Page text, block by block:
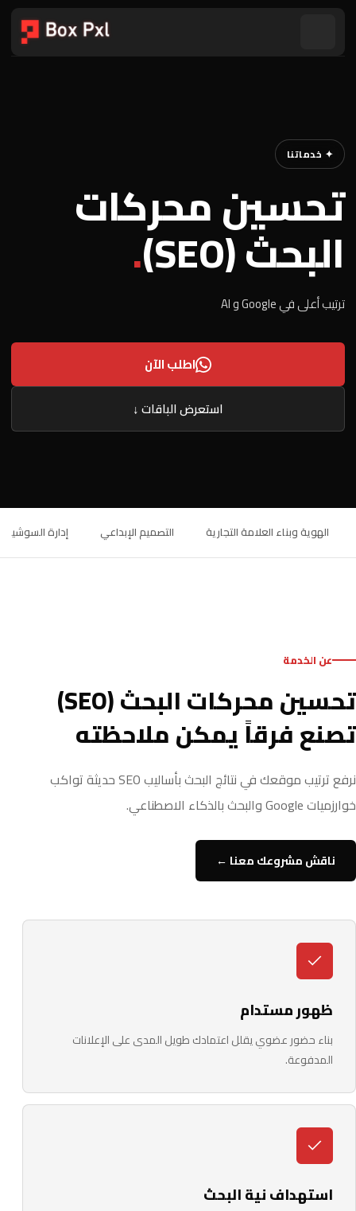
✦ خدماتنا
تحسين محركات
البحث (SEO) .
ترتيب أعلى في Google و AI
اطلب الآن
استعرض الباقات ↓
الهوية وبناء العلامة التجارية التصميم الإبداعي إدارة
عن الخدمة
تحسين محركات البحث (SEO)
تصنع فرقاً يمكن ملاحظته
نرفع ترتيب موقعك في نتائج البحث بأساليب SEO حديثة تواكب
خوارزميات Google والبحث بالذكاء الاصطناعي.
ناقش مشروعك معنا ←
ظهور مستدام
بناء حضور عضوي يقلل اعتمادك طويل المدى على الإعلانات
المدفوعة.
استهداف نية البحث